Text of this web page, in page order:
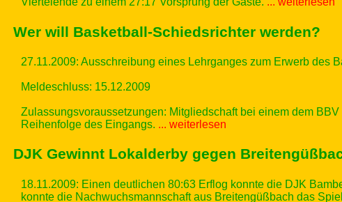
Wer will Basketball-Schiedsrichter werden?
27.11.2009: Ausschreibung eines Lehrganges zum Erwerb des
Meldeschluss: 15.12.2009
Zulassungsvoraussetzungen: Mitgliedschaft bei einem dem
Reihenfolge des Eingangs. ... weiterlesen
DJK Gewinnt Lokalderby gegen
18.11.2009: Einen deutlichen 80:63 Erflog konnte die DJK
konnte die Nachwuchsmannschaft aus Breitengüßbach das